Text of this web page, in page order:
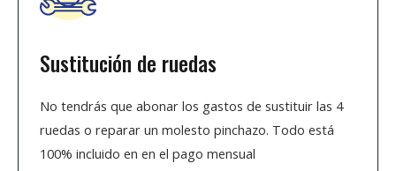
Sustitución de ruedas
No tendrás que abonar los gastos de sustituir las 4
ruedas o reparar un molesto pinchazo. Todo está
100% incluido en en el pago mensual